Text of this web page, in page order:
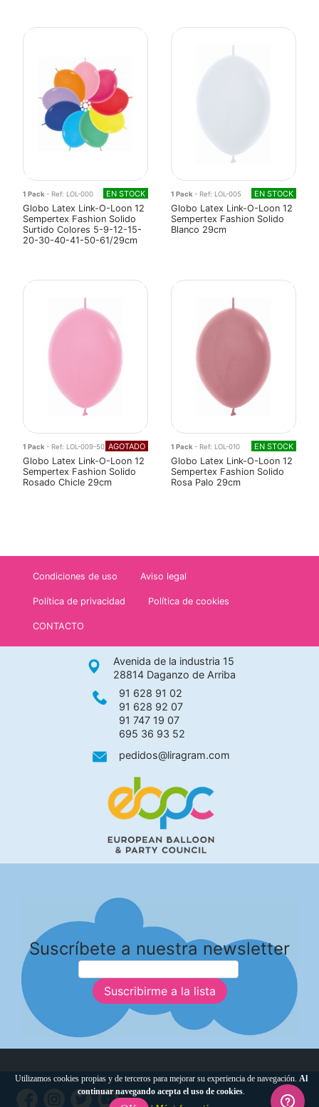
1 Pack - Ref: LOL-000 EN STOCK
Globo Latex Link-O-Loon 12
Sempertex Fashion Solido
Surtido Colores 5-9-12-15-
20-30-40-41-50-61/29cm
1 Pack - Ref: LOL-005 EN STOCK
Globo Latex Link-O-Loon 12
Sempertex Fashion Solido
Blanco 29cm
1 Pack - Ref: LOL-009-50 AGOTADO
Globo Latex Link-O-Loon 12
Sempertex Fashion Solido
Rosado Chicle 29cm
1 Pack - Ref: LOL-010 EN STOCK
Globo Latex Link-O-Loon 12
Sempertex Fashion Solido
Rosa Palo 29cm
Condiciones de uso Aviso legal
Política de privacidad Política de cookies
CONTACTO
Avenida de la industria 15
28814 Daganzo de Arriba
91 628 91 02
91 628 92 07
91 747 19 07
695 36 93 52
pedidos@liragram.com
Suscríbete a nuestra newsletter
Suscribirme a la lista
Utilizamos cookies propias y de terceros para mejorar su experiencia de navegación. Al
continuar navegando acepta el uso de cookies.